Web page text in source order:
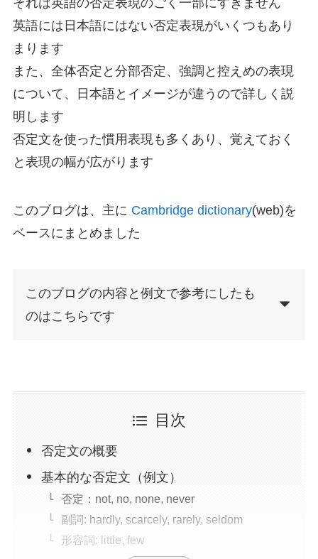
英語には日本語にはない否定表現がいくつもあり
まります
また、全体否定と分部否定、強調と控えめの表現
について、日本語とイメージが違うので詳しく説
明します
否定文を使った慣用表現も多くあり、覚えておく
と表現の幅が広がります
このブログは、主に Cambridge dictionary(web)を
ベースにまとめました
このブログの内容と例文で参考にしたも
のはこちらです
目次
否定文の概要
基本的な否定文（例文）
否定：not, no, none, never
副詞: hardly, scarcely, rarely, seldom
形容詞: little, few